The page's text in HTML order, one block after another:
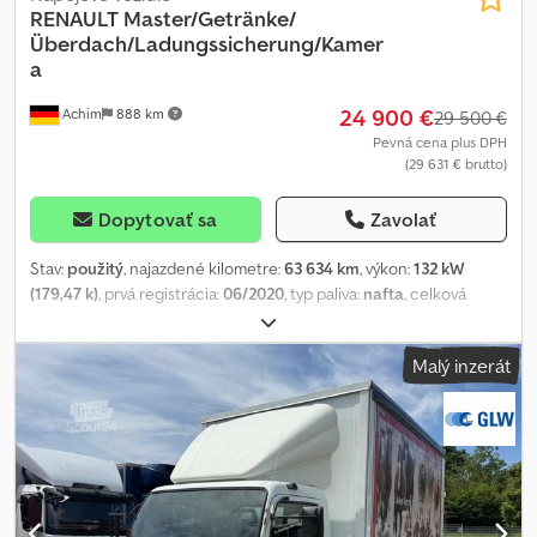
Achim 888 km
RENAULT Master/Getränke/
Überdach/Ladungssicherung/Kamer
a
24 900 €29 500 €
Pevná cena plus DPH
(29 631 € brutto)
Dopytovať sa Zavolať
Stav: použitý, najazdené kilometre:63 634 km, výkon:132 kW
(179,47 k), prvá registrácia:06/2020, typ paliva: nafta, celková
, ďalšia kontrola (TÜV):
strieborný, typ prevodu:mechanický, emisná trieda:Euro 6, počet
2 930 mm
, šírka ložného
priestoru:
, výška ložného priestoru:1 600 mm, Výbava:
ABS, centrálne zamykanie, klimatizácia, sadzový filter, Renault
Master nápojová skriňa (Ewers) s horným nakladaním Dátum prvej
registrácie: 03.06.2020 Najazdené kilometre: 63 334 KM VIN:
VF1VB000565088845 Celková hmotnosť: 3500 KG Pohotovostná
hmotnosť: 2675 KG Dcedpfx Acsy Eba Nemek Užitočné zaťaženie:
Malý inzerát